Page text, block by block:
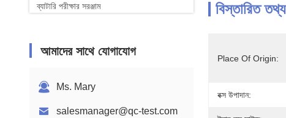
ব্যাটারি পরীক্ষার সরঞ্জাম
জ্বলনযোগ্যতা পরীক্ষার সরঞ্জাম
আমাদের সাথে যোগাযোগ
Ms. Mary
salesmanager@qc-test.com
বিস্তারিত তথ্য
Place Of Origin:
বক্স উপাদান: